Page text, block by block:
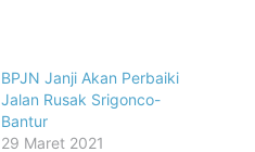
BPJN Janji Akan Perbaiki
Jalan Rusak Srigonco-
Bantur
29 Maret 2021